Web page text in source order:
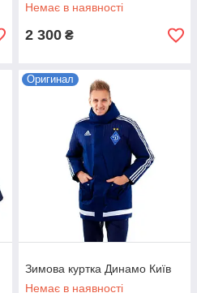
Немає в наявності
2 300 ₴
Оригинал
Зимова куртка Динамо Київ
Немає в наявності